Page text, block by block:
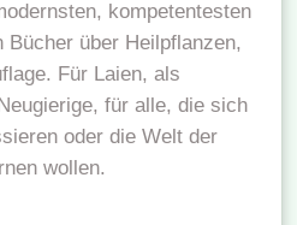
kompetentesten
Bücher über Heilpflanzen,
Für Laien, als
für alle, die sich
oder die Welt der
wollen.